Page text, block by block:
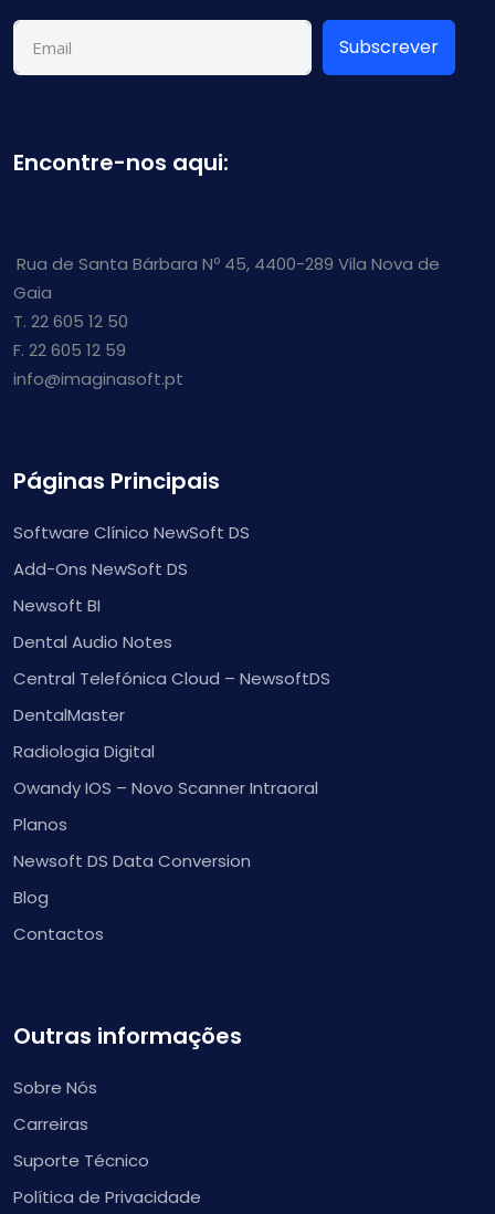
Subscrever
Encontre-nos aqui:
Rua de Santa Bárbara Nº 45, 4400-289 Vila Nova de
Gaia
T. 22 605 12 50
F. 22 605 12 59
info@imaginasoft.pt
Páginas Principais
Software Clínico NewSoft DS
Add-Ons NewSoft DS
Newsoft BI
Dental Audio Notes
Central Telefónica Cloud – NewsoftDS
DentalMaster
Radiologia Digital
Owandy IOS – Novo Scanner Intraoral
Planos
Newsoft DS Data Conversion
Blog
Contactos
Outras informações
Sobre Nós
Carreiras
Suporte Técnico
Política de Privacidade